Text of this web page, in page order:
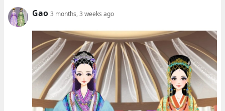
Gao 3 months, 3 weeks ago